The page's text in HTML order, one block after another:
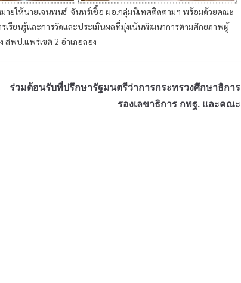
ยให้นายเจนพนธ์ จันทร์เชื้อ ผอ.กลุ่มนิเทศติดตามฯ พร้อมด้วยคณะ
รเรียนรู้และการวัดและประเมินผลที่มุ่งเน้นพัฒนาการตามศักยภาพผู้
พป.แพร่เขต 2 อำเภอลอง
ร่วมต้อนรับที่ปรึกษารัฐมนตรีว่าการกระทรวงศึกษาธิการ
รองเลขาธิการ กพฐ. และคณะ